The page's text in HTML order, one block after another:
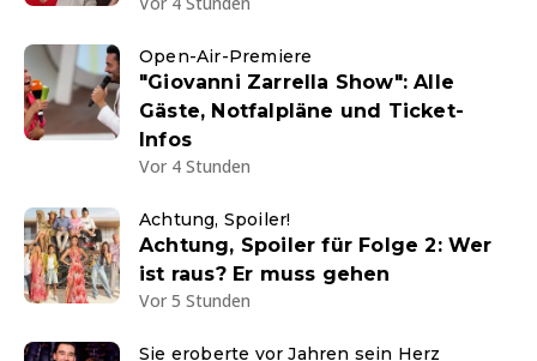
Open-Air-Premiere
"Giovanni Zarrella Show": Alle
Gäste, Notfalpläne und Ticket-
Infos
Vor 4 Stunden
Achtung, Spoiler!
Achtung, Spoiler für Folge 2: Wer
ist raus? Er muss gehen
Vor 5 Stunden
Sie eroberte vor Jahren sein Herz